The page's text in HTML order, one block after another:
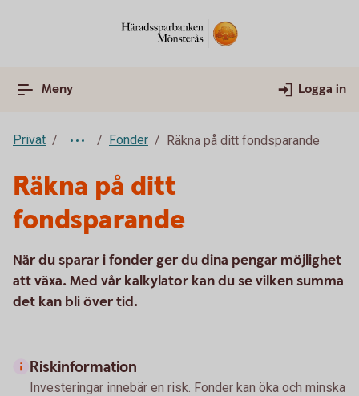
Meny Logga in
Privat Fonder Räkna på ditt fondsparande
Räkna på ditt
fondsparande
När du sparar i fonder ger du dina pengar möjlighet
att växa. Med vår kalkylator kan du se vilken summa
det kan bli över tid.
Riskinformation
Investeringar innebär en risk. Fonder kan öka och minska